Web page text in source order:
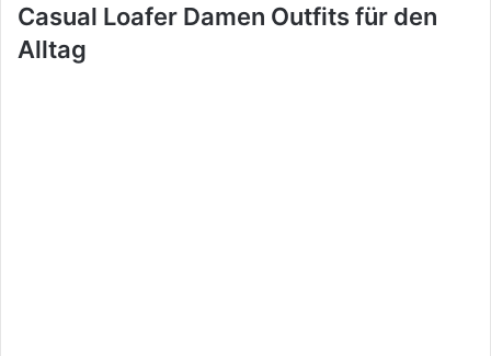
Casual Loafer Damen Outfits für den
Alltag